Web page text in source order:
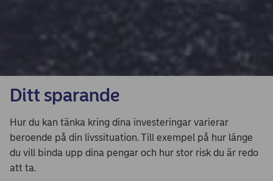
Ditt sparande
Hur du kan tänka kring dina investeringar varierar
beroende på din livssituation. Till exempel på hur länge
du vill binda upp dina pengar och hur stor risk du är redo
att ta.